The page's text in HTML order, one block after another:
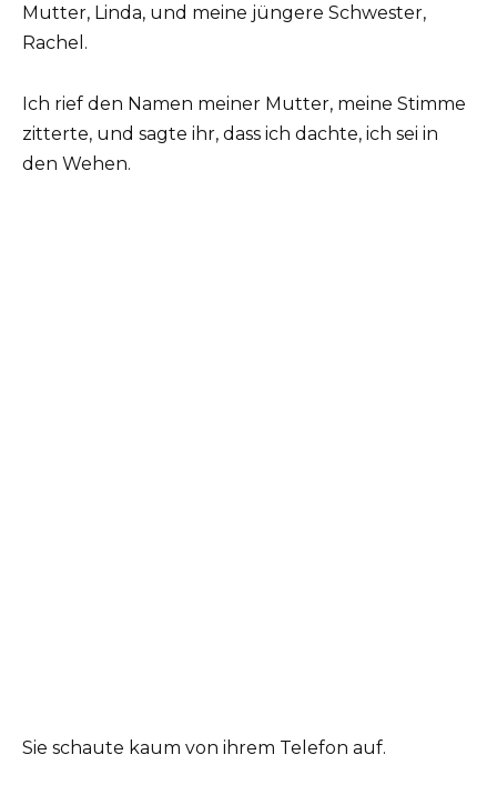
Mutter, Linda, und meine jüngere Schwester,
Rachel.
Ich rief den Namen meiner Mutter, meine Stimme
zitterte, und sagte ihr, dass ich dachte, ich sei in
den Wehen.
Sie schaute kaum von ihrem Telefon auf.